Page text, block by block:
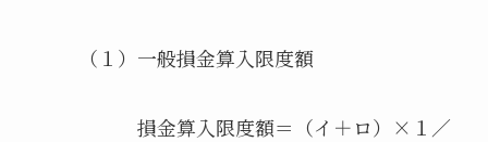
（１）一般損金算入限度額
損金算入限度額＝（イ＋ロ）×１／